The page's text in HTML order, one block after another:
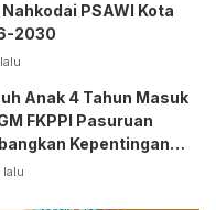
PSAWI Kota
2030
Anak 4 Tahun Masuk
FKPPI Pasuruan
Kepentingan
lalu